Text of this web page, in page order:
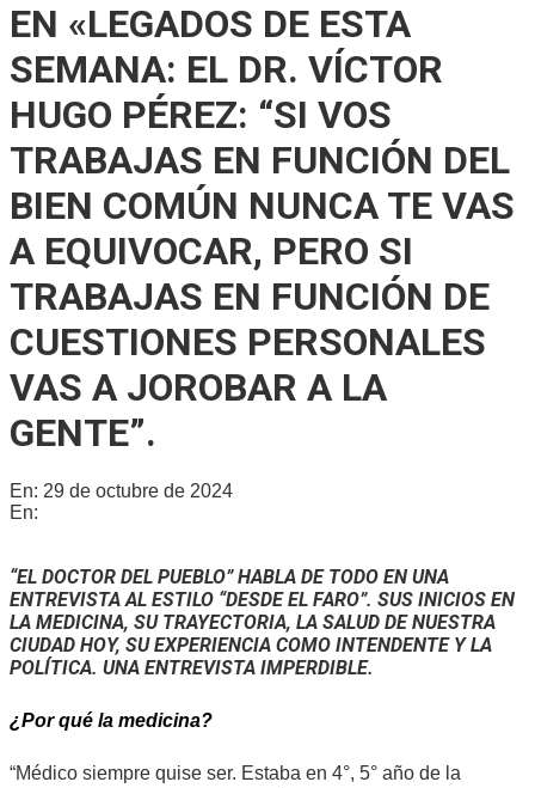
EN «LEGADOS DE ESTA
SEMANA: EL DR. VÍCTOR
HUGO PÉREZ: “SI VOS
TRABAJAS EN FUNCIÓN DEL
BIEN COMÚN NUNCA TE VAS
A EQUIVOCAR, PERO SI
TRABAJAS EN FUNCIÓN DE
CUESTIONES PERSONALES
VAS A JOROBAR A LA
GENTE”.
En: 29 de octubre de 2024
En:
“EL DOCTOR DEL PUEBLO” HABLA DE TODO EN UNA
ENTREVISTA AL ESTILO “DESDE EL FARO”. SUS INICIOS EN
LA MEDICINA, SU TRAYECTORIA, LA SALUD DE NUESTRA
CIUDAD HOY, SU EXPERIENCIA COMO INTENDENTE Y LA
POLÍTICA. UNA ENTREVISTA IMPERDIBLE.
¿Por qué la medicina?
“Médico siempre quise ser. Estaba en 4°, 5° año de la